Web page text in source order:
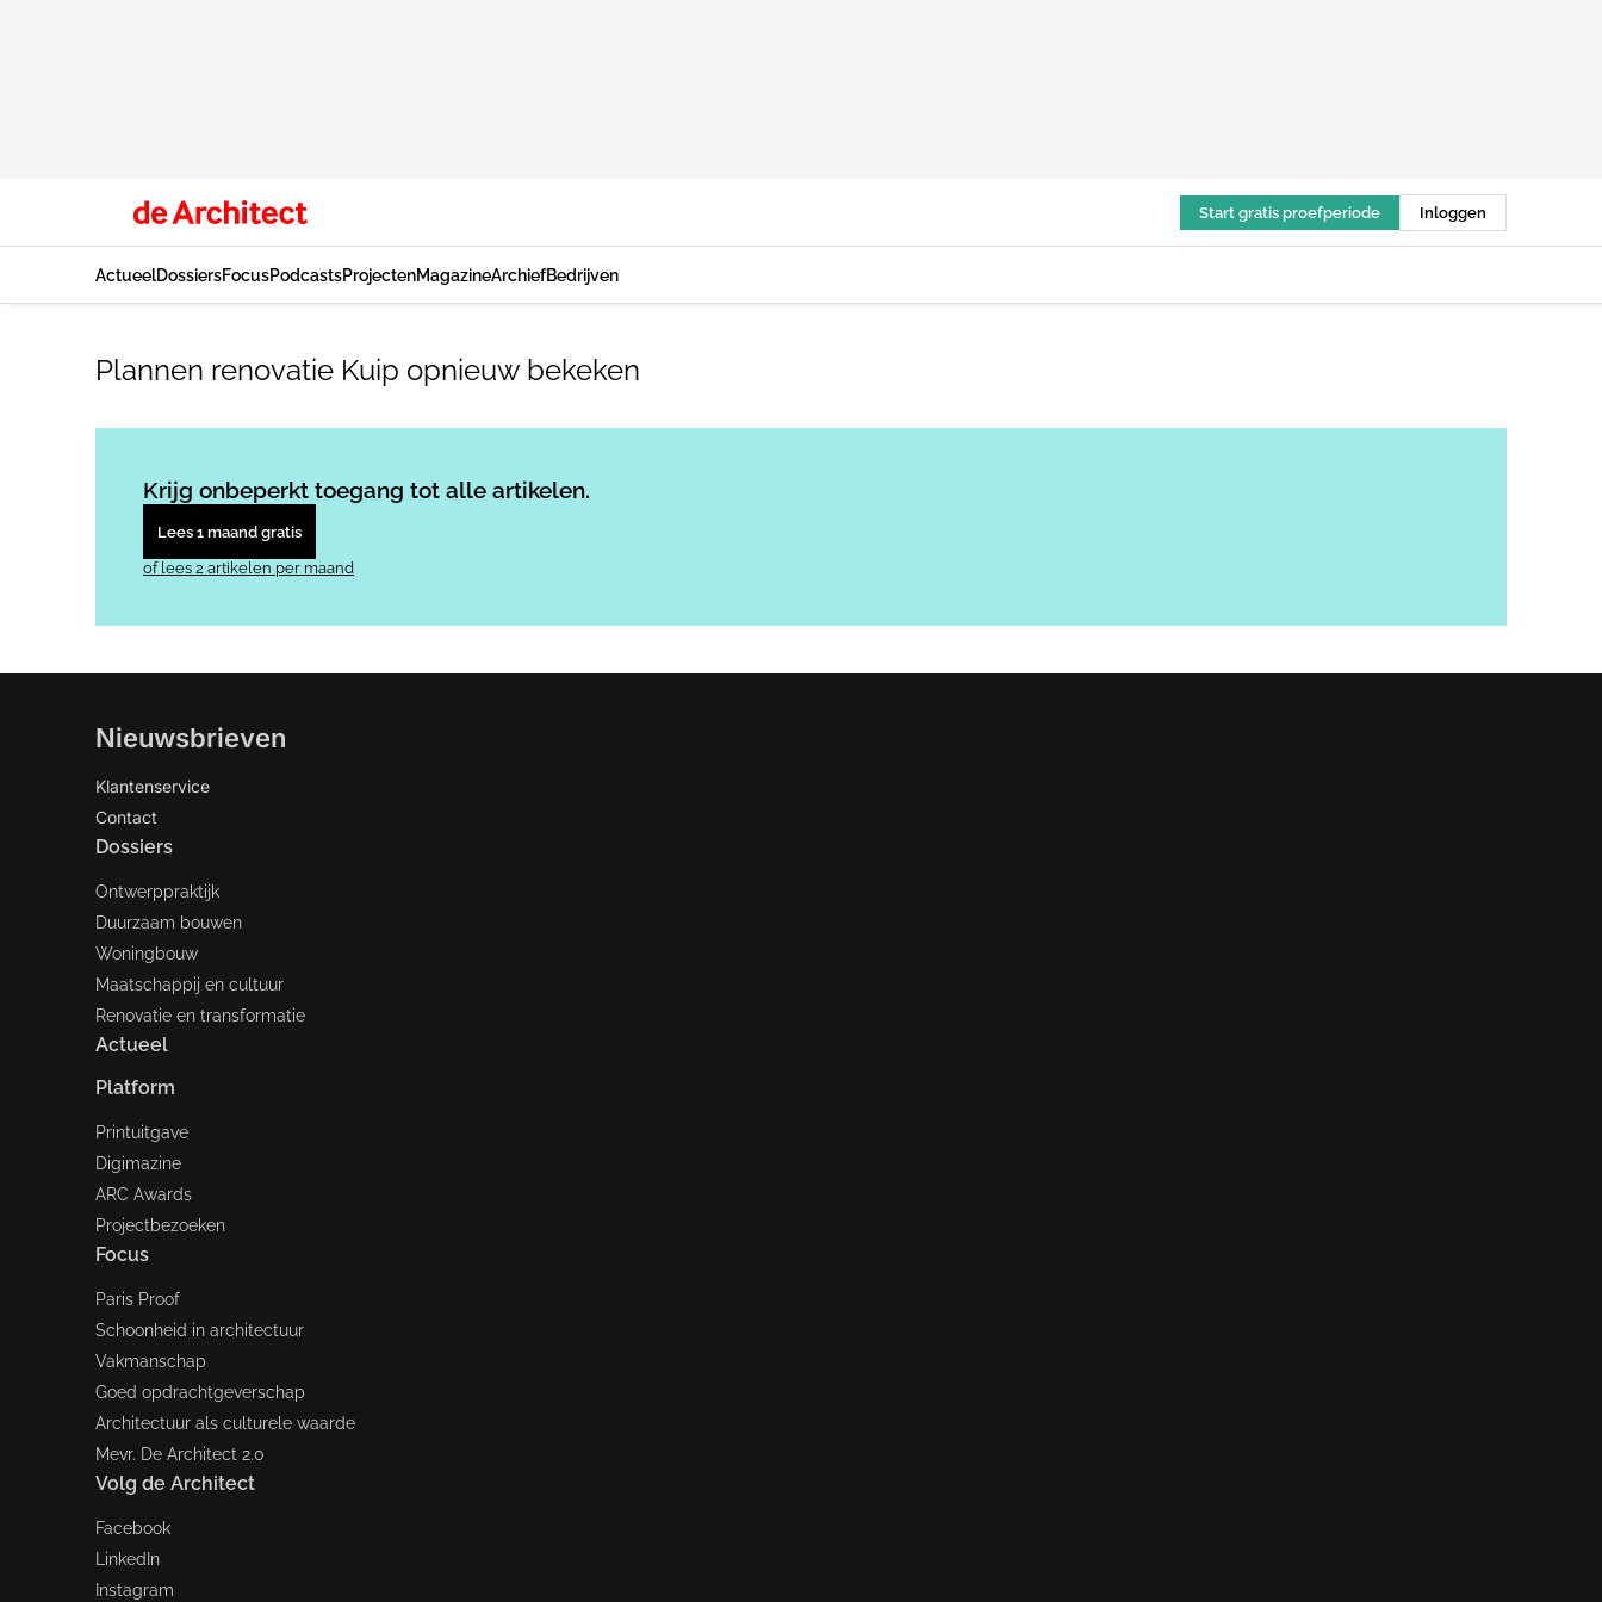
Start gratis proefperiode Inloggen
ActueelDossiersFocusPodcastsProjectenMagazineArchiefBedrijven
Plannen renovatie Kuip opnieuw bekeken
Krijg onbeperkt toegang tot alle artikelen.
Lees 1 maand gratis
of lees 2 artikelen per maand
Nieuwsbrieven
Klantenservice
Contact
Dossiers
Ontwerppraktijk
Duurzaam bouwen
Woningbouw
Maatschappij en cultuur
Renovatie en transformatie
Actueel
Platform
Printuitgave
Digimazine
ARC Awards
Projectbezoeken
Focus
Paris Proof
Schoonheid in architectuur
Vakmanschap
Goed opdrachtgeverschap
Architectuur als culturele waarde
Mevr. De Architect 2.0
Volg de Architect
Facebook
LinkedIn
Instagram